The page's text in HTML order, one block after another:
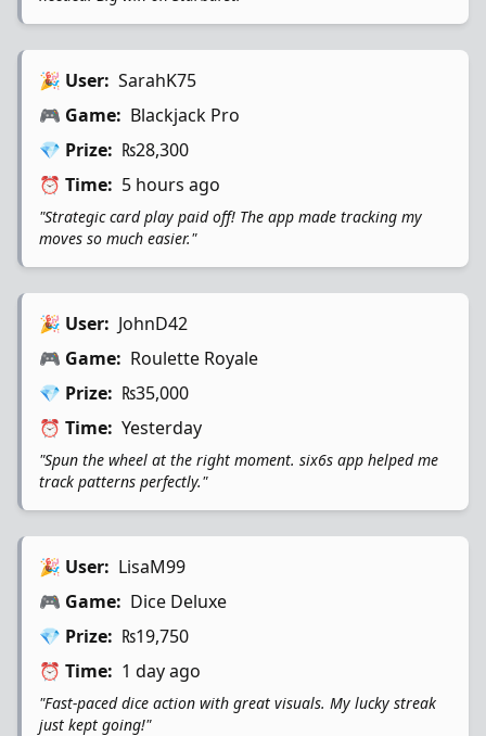
🎉 User: SarahK75
🎮 Game: Blackjack Pro
💎 Prize: ₨28,300
⏰ Time: 5 hours ago
"Strategic card play paid off! The app made tracking my
moves so much easier."
🎉 User: JohnD42
🎮 Game: Roulette Royale
💎 Prize: ₨35,000
⏰ Time: Yesterday
"Spun the wheel at the right moment. six6s app helped me
track patterns perfectly."
🎉 User: LisaM99
🎮 Game: Dice Deluxe
💎 Prize: ₨19,750
⏰ Time: 1 day ago
"Fast-paced dice action with great visuals. My lucky streak
just kept going!"